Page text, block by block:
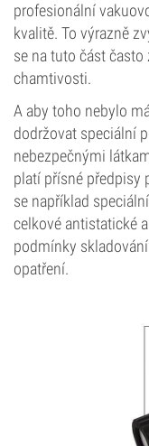
profesionální
kvalitě. To výrazně
se na tuto část
chamtivosti.
A aby toho nebylo
dodržovat speciální
nebezpečnými
platí přísné předpisy
se například
celkové antistatické
podmínky
opatření.